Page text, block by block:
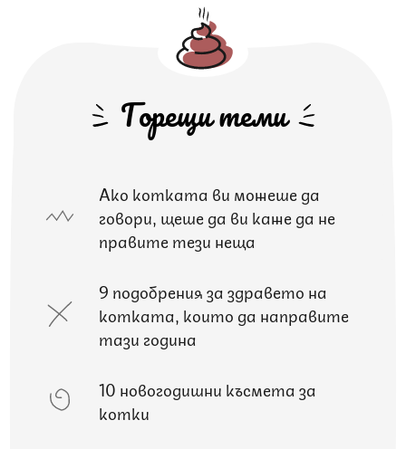
Горещи теми
Ако котката ви можеше да
говори, щеше да ви каже да не
правите тези неща
9 подобрения за здравето на
котката, които да направите
тази година
10 новогодишни късмета за
котки